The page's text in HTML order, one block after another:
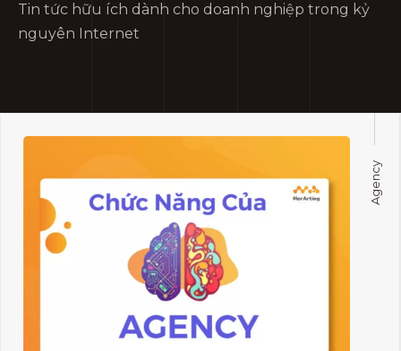
Tin tức hữu ích dành cho doanh nghiệp trong kỷ
nguyên Internet
Agency